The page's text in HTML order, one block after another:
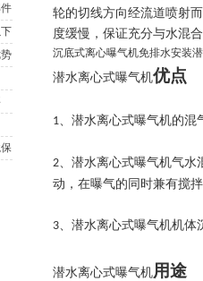
轮的切线方向经流道喷射
度缓慢，保证充分与水混
沉底式离心曝气机免排水安装
潜水离心式曝气机优点
1、 潜水离心式曝气机的混
2、 潜水离心式曝气机气水
动，在曝气的同时兼有搅
3、 潜水离心式曝气机机体
潜水离心式曝气机用途